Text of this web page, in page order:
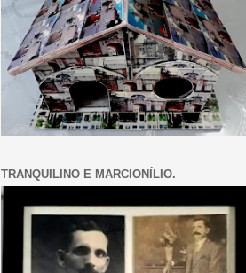
TRANQUILINO E MARCIONÍLIO.